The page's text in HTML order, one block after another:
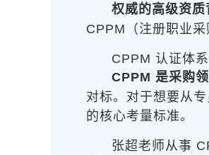
权威的高级资质
CPPM（注册职业
CPPM 认证体
CPPM 是采购
对标。对于想要从
的核心考量标准。
张超老师从事